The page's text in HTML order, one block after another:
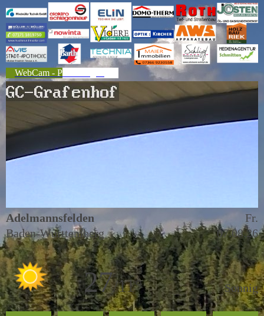
WebCam - Platzbelegung